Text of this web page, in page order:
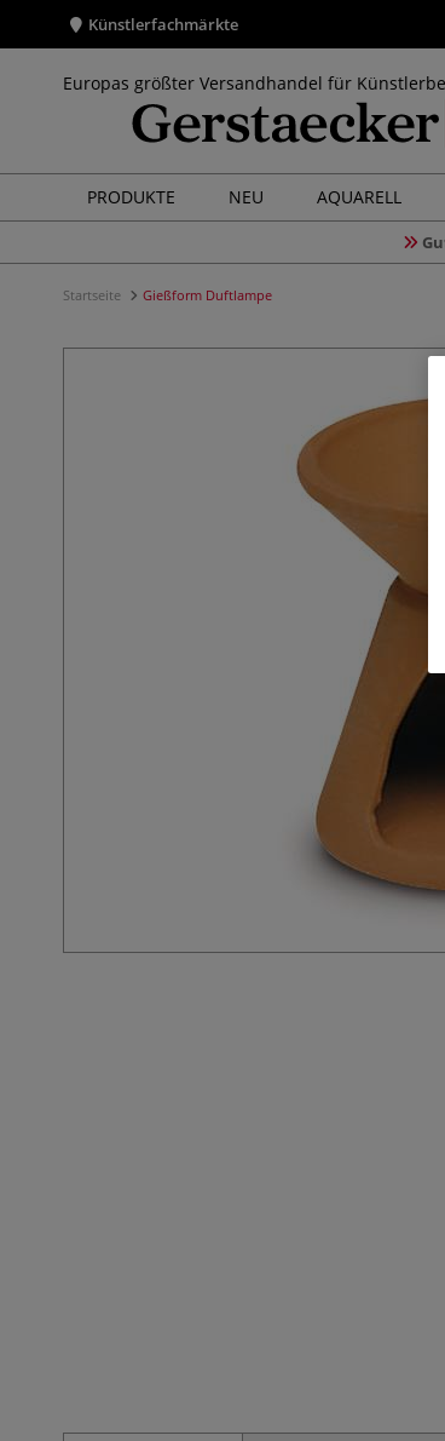
Künstlerfachmärkte
Europas größter Versandhandel für
PRODUKTE NEU AQUARELL
Startseite Gießform Duftlampe